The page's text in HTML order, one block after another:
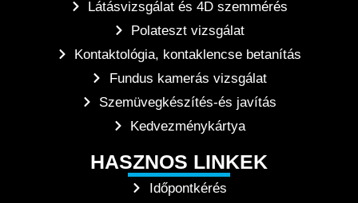
Látásvizsgálat és 4D szemmérés
Polateszt vizsgálat
Kontaktológia, kontaklencse betanítás
Fundus kamerás vizsgálat
Szemüvegkészítés-és javítás
Kedvezménykártya
HASZNOS LINKEK
Időpontkérés